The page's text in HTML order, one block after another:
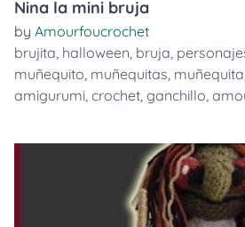
Nina la mini bruja
by Amourfoucrochet
brujita, halloween, bruja,
muñequito, muñequitas, muñequita
amigurumi, crochet, ganchillo,